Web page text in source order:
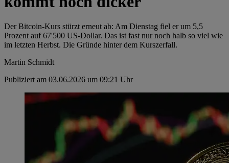
Der Bitcoin-Kurs stürzt erneut ab: Am Dienstag fiel er um 5,5
Prozent auf 67'500 US-Dollar. Das ist fast nur noch halb so viel wie
im letzten Herbst. Die Gründe hinter dem Kurszerfall.
Martin Schmidt
Publiziert am 03.06.2026 um 09:21 Uhr